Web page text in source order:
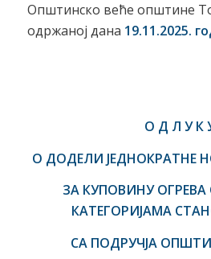
Општинско веће општине
одржаној дана 19.11.2025.
О Д Л У К
О ДОДЕЛИ ЈЕДНОКРАТНЕ
ЗА КУПОВИНУ
КАТЕГОРИЈАМА
СА ПОДРУЧЈА